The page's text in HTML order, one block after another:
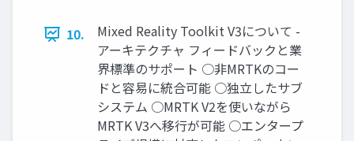
10.
Mixed Reality Toolkit V3について -
アーキテクチャ フィードバックと業
界標準のサポート ○非MRTKのコー
ドと容易に統合可能 ○独立したサブ
システム ○MRTK V2を使いながら
MRTK V3へ移行が可能 ○エンタープ